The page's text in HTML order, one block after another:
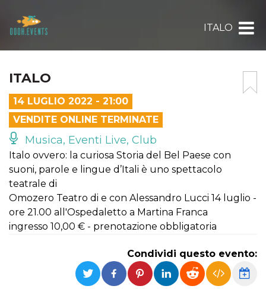
ITALO
ITALO
14 LUGLIO 2022 - 21:00
VENDITE ONLINE TERMINATE
Musica, Eventi Live, Club
Italo ovvero: la curiosa Storia del Bel Paese con
suoni, parole e lingue d’Itali è uno spettacolo
teatrale di
Omozero Teatro di e con Alessandro Lucci 14 luglio -
ore 21.00 all'Ospedaletto a Martina Franca
ingresso 10,00 € - prenotazione obbligatoria
Condividi questo evento: